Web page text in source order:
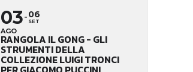
03
AGO
06
SET
RANGOLA IL GONG - GLI
STRUMENTI DELLA
COLLEZIONE LUIGI TRONCI